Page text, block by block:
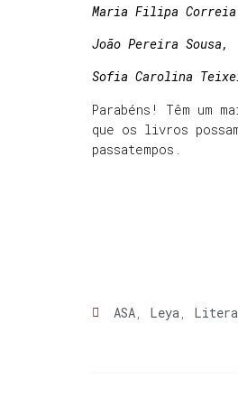
Maria Filipa Correia
João Pereira Sousa,
Sofia Carolina
Parabéns! Têm um
que os livros
passatempos.
ASA, Leya,